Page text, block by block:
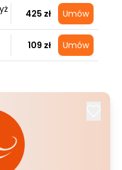
425 zł Umów
109 zł Umów